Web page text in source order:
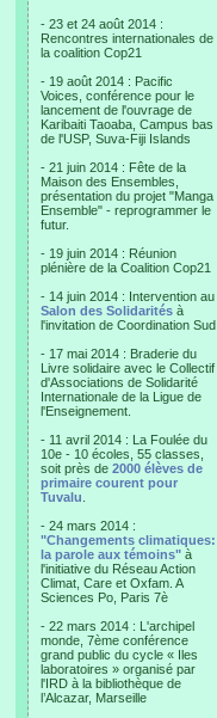
- 23 et 24 août 2014 :
Rencontres internationales de
la coalition Cop21
- 19 août 2014 : Pacific
Voices, conférence pour le
lancement de l'ouvrage de
Karibaiti Taoaba, Campus bas
de l'USP, Suva-Fiji Islands
- 21 juin 2014 : Fête de la
Maison des Ensembles,
présentation du projet "Manga
Ensemble" - reprogrammer le
futur.
- 19 juin 2014 : Réunion
plénière de la Coalition Cop21
- 14 juin 2014 : Intervention au
Salon des Solidarités à
l'invitation de Coordination Sud
- 17 mai 2014 : Braderie du
Livre solidaire avec le Collectif
d'Associations de Solidarité
Internationale de la Ligue de
l'Enseignement.
- 11 avril 2014 : La Foulée du
10e - 10 écoles, 55 classes,
soit près de 2000 élèves de
primaire courent pour
Tuvalu
- 24 mars 2014 :
"Changements climatiques:
la parole aux témoins" à
l'initiative du Réseau Action
Climat, Care et Oxfam. A
Sciences Po, Paris 7è
- 22 mars 2014 : L'archipel
monde, 7ème conférence
grand public du cycle « Iles
laboratoires » organisé par
l'IRD à la bibliothèque de
l’Alcazar, Marseille